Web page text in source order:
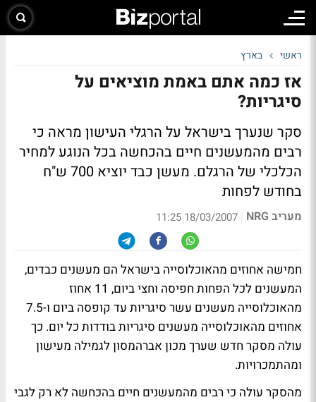
ראשי בארץ
אז כמה אתם באמת מוציאים על
סיגריות?
סקר שנערך בישראל על הרגלי העישון מראה כי
רבים מהמעשנים חיים בהכחשה בכל הנוגע למחיר
הכלכלי של הרגלם. מעשן כבד יוציא 700 ש"ח
בחודש לפחות
מעריב NRG |
18/03/2007 11:25
חמישה אחוזים מהאוכלוסייה בישראל הם מעשנים כבדים,
המעשנים לכל הפחות חפיסה וחצי ביום, 11 אחוז
מהאוכלוסייה מעשנים עשר סיגריות עד קופסה ביום ו-7.5
אחוזים מהאוכלוסייה מעשנים סיגריות בודדות כל יום. כך
עולה מסקר חדש שערך מכון אברהמסון לגמילה מעישון
ומהתמכרויות.
מהסקר עולה כי רבים מהמעשנים חיים בהכחשה לא רק לגבי